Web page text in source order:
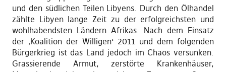
und den südlichen Teilen Libyens. Durch den Ölhandel
zählte Libyen lange Zeit zu der erfolgreichsten und
wohlhabendsten Ländern Afrikas. Nach dem Einsatz
der ‚Koalition der Willigen‘ 2011 und dem folgenden
Bürgerkrieg ist das Land jedoch im Chaos versunken.
Grassierende Armut, zerstörte Krankenhäuser,